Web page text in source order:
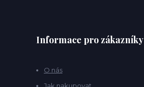
Informace pro zákazníky
O nás